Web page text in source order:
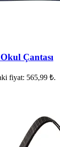
Çantası
fiyat: 565,99 ₺.